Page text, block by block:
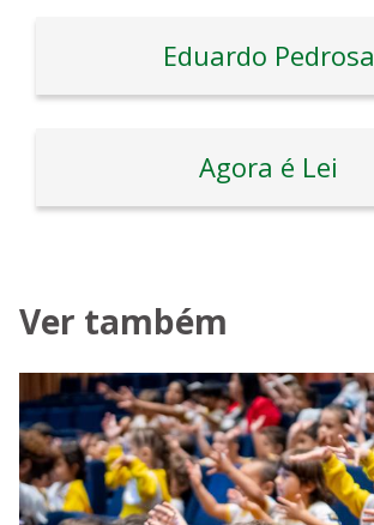
Eduardo Pedrosa
Agora é Lei
Ver também